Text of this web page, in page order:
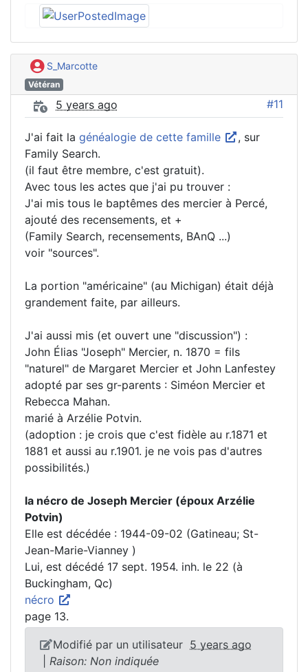
S_Marcotte
Vétéran
5 years ago #11
J'ai fait la généalogie de cette famille
, sur
Family Search.
(il faut être membre, c'est gratuit).
Avec tous les actes que j'ai pu trouver :
J'ai mis tous le baptêmes des mercier à Percé,
ajouté des recensements, et +
(Family Search, recensements, BAnQ ...)
voir "sources".
La portion "américaine" (au Michigan) était déjà
grandement faite, par ailleurs.
J'ai aussi mis (et ouvert une "discussion") :
John Élias "Joseph" Mercier, n. 1870 = fils
"naturel" de Margaret Mercier et John Lanfestey
adopté par ses gr-parents : Siméon Mercier et
Rebecca Mahan.
marié à Arzélie Potvin.
(adoption : je crois que c'est fidèle au r.1871 et
1881 et aussi au r.1901. je ne vois pas d'autres
possibilités.)
la nécro de Joseph Mercier (époux Arzélie
Potvin)
Elle est décédée : 1944-09-02 (Gatineau; St-
Jean-Marie-Vianney )
Lui, est décédé 17 sept. 1954. inh. le 22 (à
Buckingham, Qc)
nécro
page 13.
Modifié par un utilisateur 5 years ago
Raison: Non indiquée